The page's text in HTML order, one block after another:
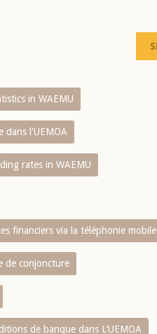
in WAEMU
dans l'UEMOA
rates in WAEMU
financiers via la téléphonie mobile
de conjoncture
de banque dans L‘UEMOA